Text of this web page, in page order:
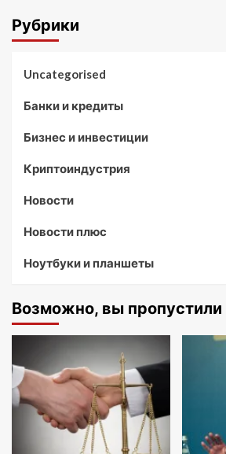
Рубрики
Uncategorised
Банки и кредиты
Бизнес и инвестиции
Криптоиндустрия
Новости
Новости плюс
Ноутбуки и планшеты
Возможно, вы пропустили